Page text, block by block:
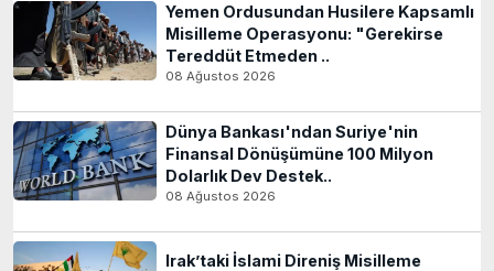
Yemen Ordusundan Husilere Kapsamlı
Misilleme Operasyonu: "Gerekirse
Tereddüt Etmeden ..
08 Ağustos 2026
Dünya Bankası'ndan Suriye'nin
Finansal Dönüşümüne 100 Milyon
Dolarlık Dev Destek..
08 Ağustos 2026
Irak’taki İslami Direniş Misilleme